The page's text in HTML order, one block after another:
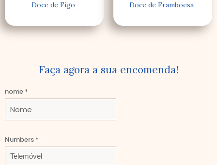
Doce de Figo Doce de Framboesa
Faça agora a sua encomenda!
nome *
Numbers
Comment
or
Numbers *